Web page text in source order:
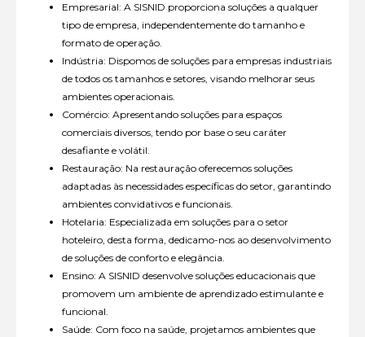
Empresarial: A SISNID proporciona soluções a qualquer
tipo de empresa, independentemente do tamanho e
formato de operação.
Indústria: Dispomos de soluções para empresas industriais
de todos os tamanhos e setores, visando melhorar seus
ambientes operacionais.
Comércio: Apresentando soluções para espaços
comerciais diversos, tendo por base o seu caráter
desafiante e volátil.
Restauração: Na restauração oferecemos soluções
adaptadas às necessidades específicas do setor, garantindo
ambientes convidativos e funcionais.
Hotelaria: Especializada em soluções para o setor
hoteleiro, desta forma, dedicamo-nos ao desenvolvimento
de soluções de conforto e elegância.
Ensino: A SISNID desenvolve soluções educacionais que
promovem um ambiente de aprendizado estimulante e
funcional.
Saúde: Com foco na saúde, projetamos ambientes que